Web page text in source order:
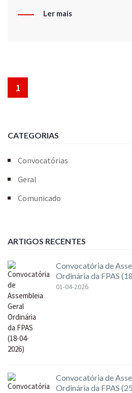
Ler mais
1
CATEGORIAS
Convocatórias
Geral
Comunicado
ARTIGOS RECENTES
Convocatória de
Ordinária da FPAS
01-04-2026
Convocatória de
Ordinária da FPAS